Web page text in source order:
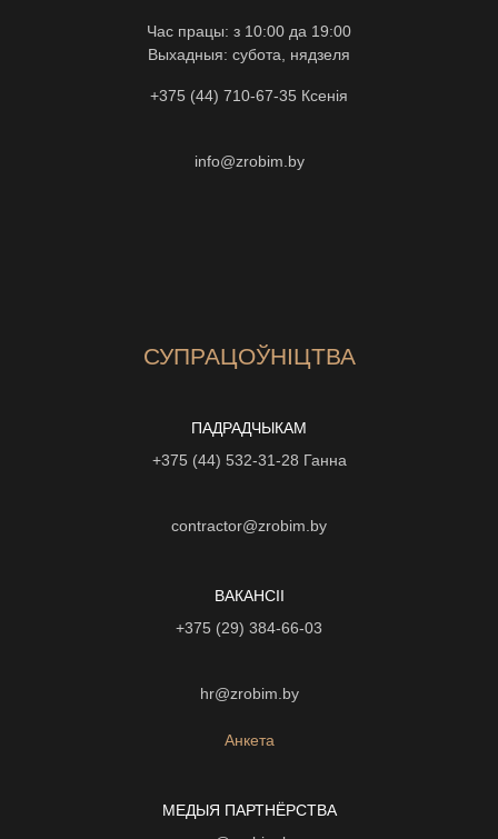
Час працы: з 10:00 да 19:00
Выхадныя: субота, нядзеля
+375 (44) 710-67-35 Ксенiя
info@zrobim.by
СУПРАЦОЎНІЦТВА
ПАДРАДЧЫКАМ
+375 (44) 532-31-28 Ганна
contractor@zrobim.by
ВАКАНСІI
+375 (29) 384-66-03
hr@zrobim.by
Анкета
МЕДЫЯ ПАРТНЁРСТВА